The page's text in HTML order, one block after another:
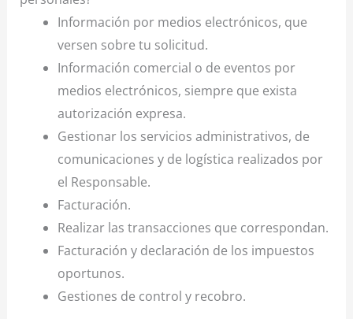
Información por medios electrónicos, que
versen sobre tu solicitud.
Información comercial o de eventos por
medios electrónicos, siempre que exista
autorización expresa.
Gestionar los servicios administrativos, de
comunicaciones y de logística realizados por
el Responsable.
Facturación.
Realizar las transacciones que correspondan.
Facturación y declaración de los impuestos
oportunos.
Gestiones de control y recobro.